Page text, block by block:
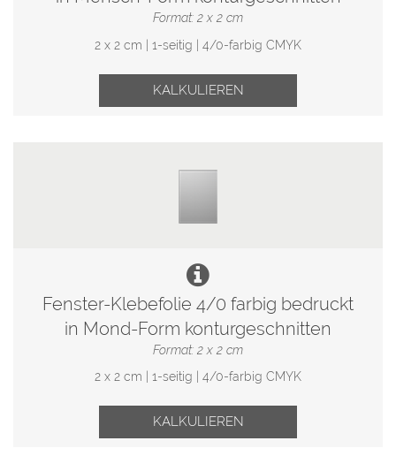
Format: 2 x 2 cm
2 x 2 cm | 1-seitig | 4/0-farbig CMYK
KALKULIEREN
Fenster-Klebefolie 4/0 farbig bedruckt
in Mond-Form konturgeschnitten
Format: 2 x 2 cm
2 x 2 cm | 1-seitig | 4/0-farbig CMYK
KALKULIEREN